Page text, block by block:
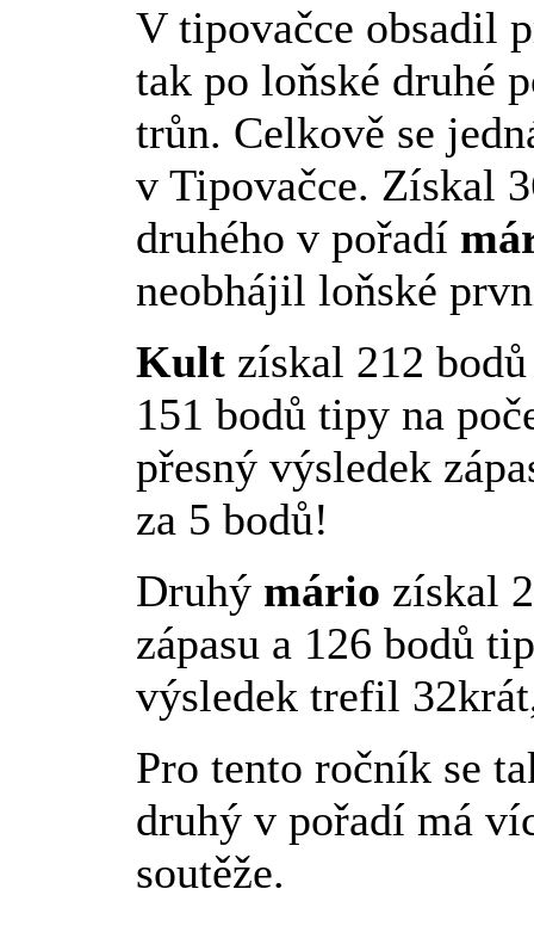
V tipovačce obsadil
tak po loňské druhé
trůn. Celkově se
v Tipovačce. Získal
druhého v pořadí
neobhájil loňské
Kult získal 212
151 bodů tipy na
přesný výsledek
za 5 bodů!
Druhý mário získal
zápasu a 126 bodů
výsledek trefil
Pro tento ročník se
druhý v pořadí má
soutěže.